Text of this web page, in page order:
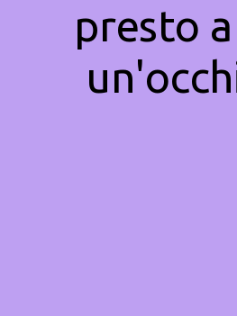
presto